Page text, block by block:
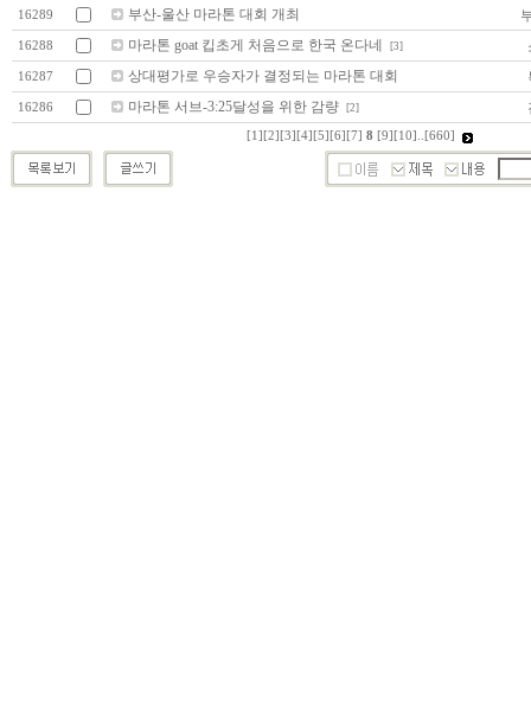
16289 부산-울산 마라톤 대회 개최
16288 마라톤 goat 킵초게 처음으로 한국 온다네 [3]
16287 상대평가로 우승자가 결정되는 마라톤 대회
16286 마라톤 서브-3:25달성을 위한 감량 [2]
[1] [2] [3] [4] [5] [6] [7] 8 [9] [10] [660]